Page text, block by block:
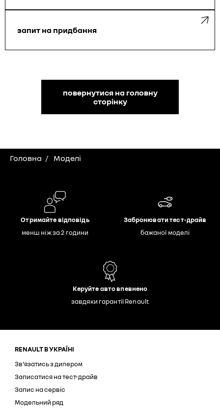
запит на придбання
повернутися на головну
сторінку
Головна Моделі
Отримайте відповідь
менш ніж за 2 години
Забронювати тест-драйв
бажаної моделі
Керуйте авто впевнено
завдяки гарантії Renault
RENAULT В УКРАЇНІ
Зв'язатись з дилером
Записатися на тест-драйв
Запис на сервіс
Модельний ряд